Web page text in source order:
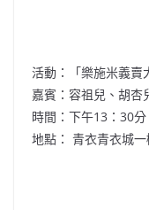
活動：「樂施米義賣
嘉賓：容祖兒、胡杏
時間：下午13：30分
地點： 青衣青衣城